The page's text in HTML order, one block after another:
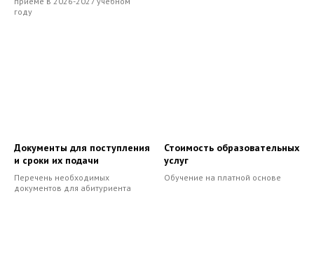
году
Документы для поступления
и сроки их подачи
Перечень необходимых
документов для абитуриента
Стоимость образовательных
услуг
Обучение на платной основе